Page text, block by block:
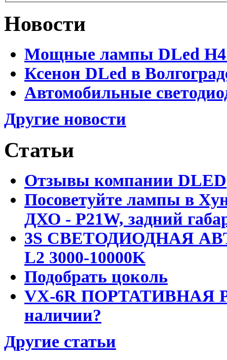
Новости
Мощные лампы DLed H4
Ксенон DLed в
Автомобильные
Другие новости
Статьи
Отзывы компании DLED
Посоветуйте лампы в
ДХО - P21W, задний
3S СВЕТОДИОДНАЯ
L2 3000-10000K
Подобрать цоколь
VX-6R ПОРТАТИВНАЯ
наличии?
Другие статьи